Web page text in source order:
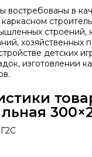
востребованы в
строений,
хозяйственных
детских
изготовлении